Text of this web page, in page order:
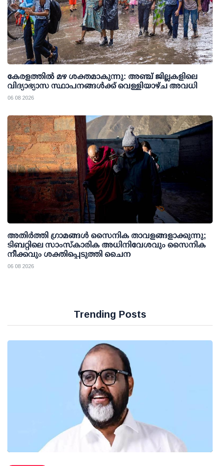
കേരളത്തില്‍ മഴ ശക്തമാകുന്നു: അഞ്ച് ജില്ലകളിലെ
വിദ്യാഭ്യാസ സ്ഥാപനങ്ങള്‍ക്ക് വെള്ളിയാഴ്ച അവധി
06 08 2026
അതിര്‍ത്തി ഗ്രാമങ്ങള്‍ സൈനിക താവളങ്ങളാക്കുന്നു;
ടിബറ്റിലെ സാംസ്‌കാരിക അധിനിവേശവും സൈനിക
നീക്കവും ശക്തിപ്പെടുത്തി ചൈന
06 08 2026
Trending Posts